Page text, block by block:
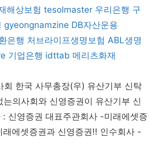
해상보험 tesolmaster 우리은행 구
gyeongnamzine DB자산운용
은행 처브라이프생명보험 ABL생명
기업은행 idttab 메리츠화재
한국 사무총장(우) 유산기부 신탁
의사회와 신영증권이 유산기부 신
신영증권 대표주관회사 -미래에셋증
에셋증권과 신영증권!! 인수회사 -